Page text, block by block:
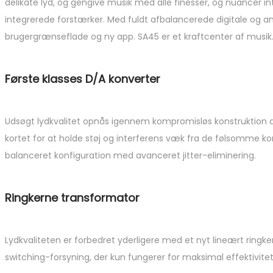
integrerede forstærker. Med fuldt afbalancerede digitale og
brugergrænseflade og ny app. SA45 er et kraftcenter af musik.
Første klasses D/A konverter
Udsøgt lydkvalitet opnås igennem kompromisløs
kortet for at holde støj og interferens væk fra de følsomme
balanceret konfiguration med avanceret jitter-eliminering.
Ringkerne transformator
Lydkvaliteten er forbedret yderligere med et nyt lineært
switching-forsyning, der kun fungerer for maksimal